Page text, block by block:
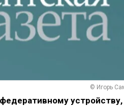
© Игорь
устройству,